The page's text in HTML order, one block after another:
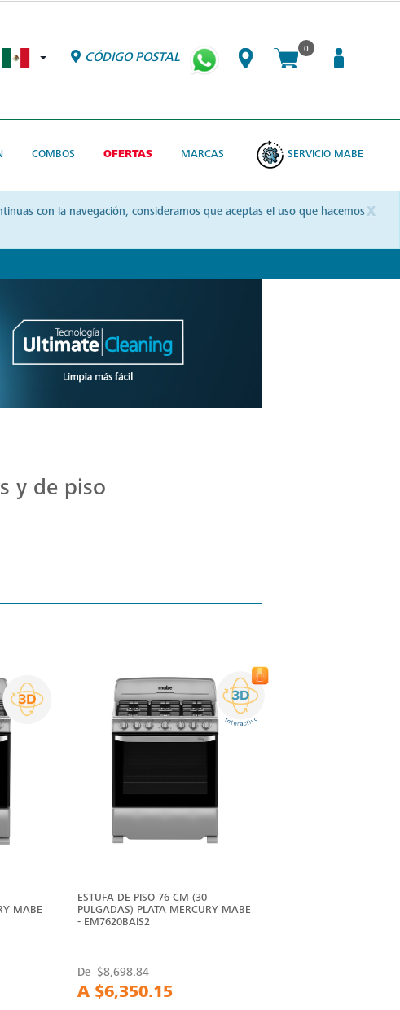
CÓDIGO POSTAL
0
COMBOS OFERTAS MARCAS SERVICIO MABE
x
con la navegación, consideramos que aceptas el uso que hacemos
y de piso
MABE
ESTUFA DE PISO 76 CM (30
PULGADAS) PLATA MERCURY MABE
- EM7620BAIS2
De$8,698.84
A $6,350.15